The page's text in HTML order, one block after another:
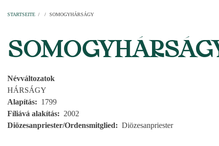
STARTSEITE / / SOMOGYHÁRSÁGY
Névváltozatok
HÁRSÁGY
Alapítás
1799
Fíliává alakítás
2002
Diözesanpriester/Ordensmitglied
Diözesanpriester